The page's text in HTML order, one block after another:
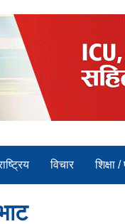
विचार शिक्षा /